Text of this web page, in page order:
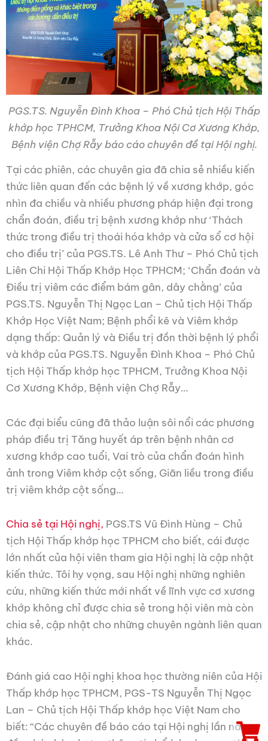
PGS.TS. Nguyễn Đình Khoa – Phó Chủ tịch Hội Thấp
khớp học TPHCM, Trưởng Khoa Nội Cơ Xương Khớp,
Bệnh viện Chợ Rẫy báo cáo chuyên đề tại Hội nghị.
Tại các phiên, các chuyên gia đã chia sẻ nhiều kiến
thức liên quan đến các bệnh lý về xương khớp, góc
nhìn đa chiều và nhiều phương pháp hiện đại trong
chẩn đoán, điều trị bệnh xương khớp như ‘Thách
thức trong điều trị thoái hóa khớp và cửa sổ cơ hội
cho điều trị’ của PGS.TS. Lê Anh Thư – Phó Chủ tịch
Liên Chi Hội Thấp Khớp Học TPHCM; ‘Chẩn đoán và
Điều trị viêm các điểm bám gân, dây chằng’ của
PGS.TS. Nguyễn Thị Ngọc Lan – Chủ tịch Hội Thấp
Khớp Học Việt Nam; Bệnh phổi kẽ và Viêm khớp
dạng thấp: Quản lý và Điều trị đồn thời bệnh lý phổi
và khớp của PGS.TS. Nguyễn Đình Khoa – Phó Chủ
tịch Hội Thấp khớp học TPHCM, Trưởng Khoa Nội
Cơ Xương Khớp, Bệnh viện Chợ Rẫy…
Các đại biểu cũng đã thảo luận sôi nổi các phương
pháp điều trị Tăng huyết áp trên bệnh nhân cơ
xương khớp cao tuổi, Vai trò của chẩn đoán hình
ảnh trong Viêm khớp cột sống, Giãn liều trong điều
trị viêm khớp cột sống…
Chia sẻ tại Hội nghị, PGS.TS Vũ Đình Hùng – Chủ
tịch Hội Thấp khớp học TPHCM cho biết, cái được
lớn nhất của hội viên tham gia Hội nghị là cập nhật
kiến thức. Tôi hy vọng, sau Hội nghị những nghiên
cứu, những kiến thức mới nhất về lĩnh vực cơ xương
khớp không chỉ được chia sẻ trong hội viên mà còn
chia sẻ, cập nhật cho những chuyên ngành liên quan
khác.
Đánh giá cao Hội nghị khoa học thường niên của Hội
Thấp khớp học TPHCM, PGS-TS Nguyễn Thị Ngọc
Lan – Chủ tịch Hội Thấp khớp học Việt Nam cho
biết: “Các chuyên đề báo cáo tại Hội nghị lần này